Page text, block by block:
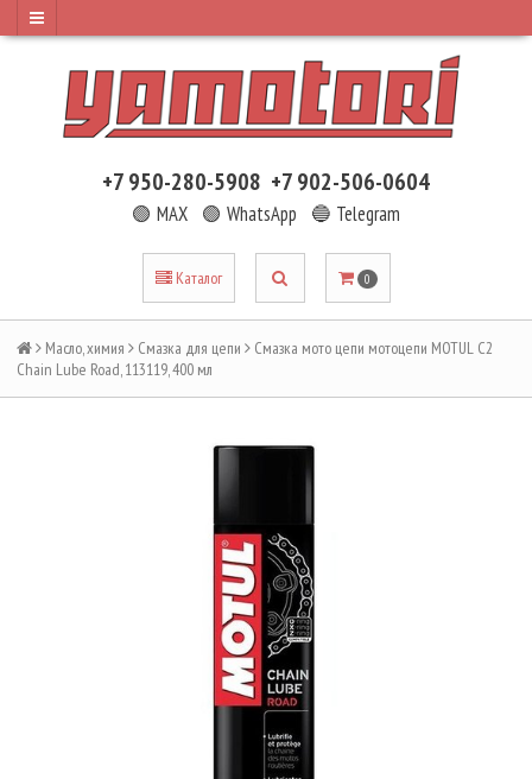
+7 950-280-5908 +7 902-506-0604
🟢 MAX 🟢 WhatsApp 🔵 Telegram
Каталог 0
Масло, химия Смазка для цепи
Смазка мото цепи мотоцепи MOTUL C2
Chain Lube Road, 113119, 400 мл